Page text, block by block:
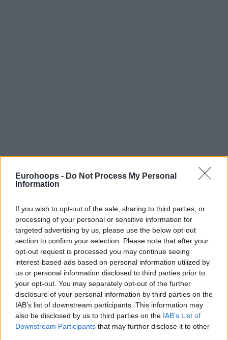
Eurohoops - Do Not Process My Personal
Information
If you wish to opt-out of the sale, sharing to third parties, or
processing of your personal or sensitive information for
targeted advertising by us, please use the below opt-out
section to confirm your selection. Please note that after your
opt-out request is processed you may continue seeing
interest-based ads based on personal information utilized by
us or personal information disclosed to third parties prior to
your opt-out. You may separately opt-out of the further
disclosure of your personal information by third parties on the
IAB’s list of downstream participants. This information may
also be disclosed by us to third parties on the IAB’s List of
Downstream Participants that may further disclose it to other
Por Alex Madrid /info@eurohoops.net
accidente de tráfico que le costaría la vida a la temprana
edad de 27 años. La leyenda delReal Madridse dirigía al
antiguo Palacio de los Deportes para apoyar a sus
compañeros en un encuentro que les enfrentaba al CAI
Zaragoza .
Fernando Martín fue un pionero. En 1986 se convertiría
en el primer jugador español y el segundo europeo en fichar
por un equipo de la NBA, losPortland Trail Blazers. Con la
franquicia de Oregón jugaría un total de 24 partidos antes
de regresar al Real Madrid.